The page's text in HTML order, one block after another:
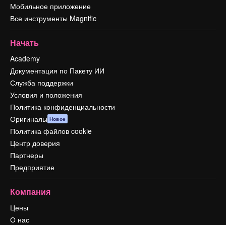
Мобильное приложение
Все инструменты Magnific
Начать
Academy
Документация по Пакету ИИ
Служба поддержки
Условия и положения
Политика конфиденциальности
Оригиналы Новое
Политика файлов cookie
Центр доверия
Партнеры
Предприятие
Компания
Цены
О нас